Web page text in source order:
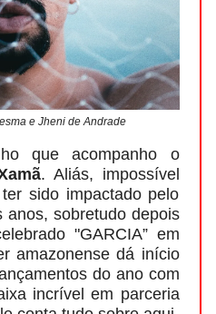
e Jheni de Andrade
que acompanho o
. Aliás, impossível
sido impactado pelo
anos, sobretudo depois
"GARCIA” em
amazonense dá início
do ano com
incrível em parceria